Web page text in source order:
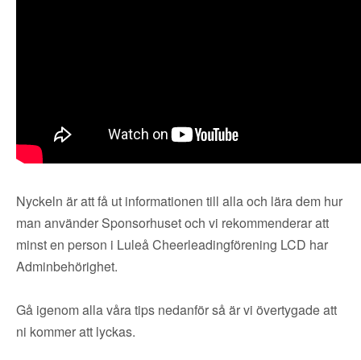
Nyckeln är att få ut informationen till alla och lära dem hur
man använder Sponsorhuset och vi rekommenderar att
minst en person i Luleå Cheerleadingförening LCD har
Adminbehörighet.
Gå igenom alla våra tips nedanför så är vi övertygade att
ni kommer att lyckas.